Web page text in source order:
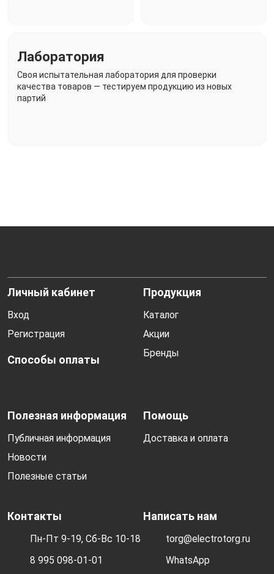
Лаборатория
Своя испытательная лаборатория для проверки
качества товаров — тестируем продукцию из новых
партий
Личный кабинет
Вход
Регистрация
Способы оплаты
Продукция
Каталог
Акции
Бренды
Полезная информация
Публичная информация
Новости
Полезные статьи
Помощь
Доставка и оплата
Контакты
Пн-Пт 9-19, Сб-Вс 10-18
8 995 098-01-01
Написать нам
torg@electrotorg.ru
WhatsApp